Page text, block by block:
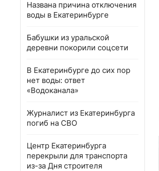
Названа причина отключения
воды в Екатеринбурге
Бабушки из уральской
деревни покорили соцсети
В Екатеринбурге до сих пор
нет воды: ответ
«Водоканала»
Журналист из Екатеринбурга
погиб на СВО
Центр Екатеринбурга
перекрыли для транспорта
из-за Дня строителя